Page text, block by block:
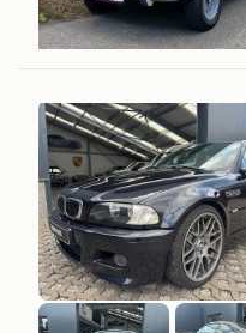
Willie
Puurs